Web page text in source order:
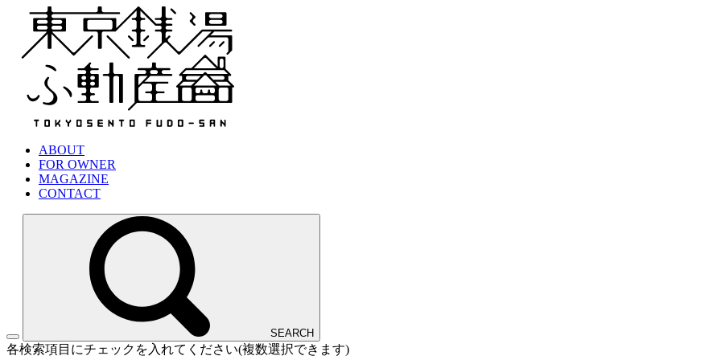
ABOUT
FOR OWNER
MAGAZINE
CONTACT
SEARCH
各検索項目にチェックを入れてください(複数選択できます)